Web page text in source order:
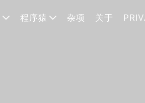
程序猿 杂项 关于